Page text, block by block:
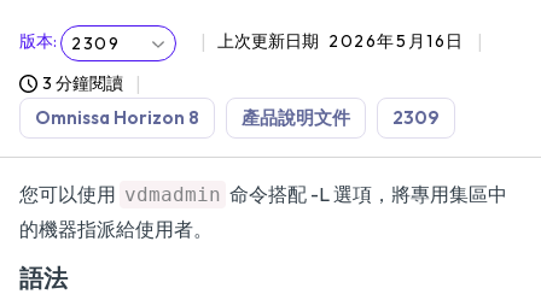
版本: 2309 上次更新日期 2026年5月16日
3 分鐘閱讀
Omnissa Horizon 8 產品說明文件 2309
您可以使用 vdmadmin 命令搭配 -L 選項，將專用集區中
的機器指派給使用者。
語法